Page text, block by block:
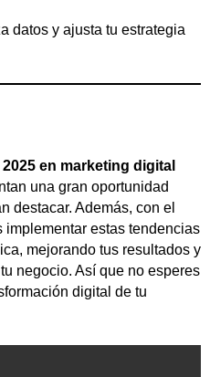
datos y ajusta tu estrategia
en marketing digital
una gran oportunidad
destacar. Además, con el
estas tendencias
mejorando tus resultados y
negocio. Así que no esperes
digital de tu